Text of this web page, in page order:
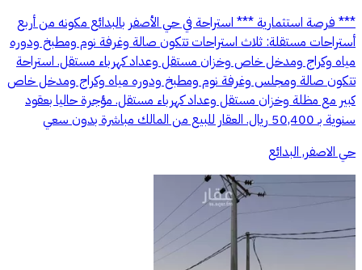
*** فرصة استثمارية *** استراحة في حي الأصفر بالبدائع مكونه من أربع
أستراحات مستقلة: ثلاث استراحات تتكون صالة وغرفة نوم ومطبخ ودوره
مياه وكراج ومدخل خاص وخزان مستقل وعداد كهرباء مستقل. استراحة
تتكون صالة ومجلس وغرفة نوم ومطبخ ودوره مياه وكراج ومدخل خاص
كبير مع مظلة وخزان مستقل وعداد كهرباء مستقل. مؤجرة حاليا بعقود
سنوية بـ 50,400 ريال. العقار للبيع من المالك مباشرة بدون سعي
حي الاصفر, البدائع